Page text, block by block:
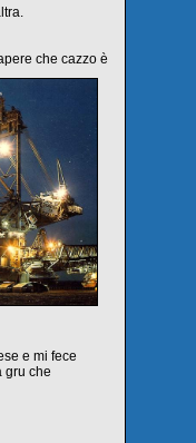
che cazzo è
e mi fece
gru che